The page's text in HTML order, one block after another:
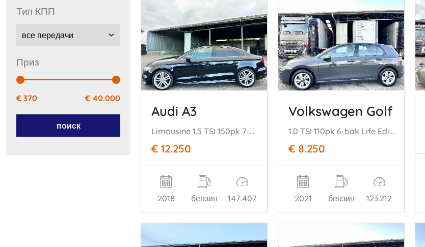
тип КПП
приз
€ 370 € 40.000
поиск
Audi A3
Limousine 1.5 TSI 150pk 7-traps aut S-Line - nap - navi - clima - cruise - half leer - 2x s-line
€ 12.250
2018 бензин 147.407
Volkswagen Golf
1.0 TSI 110pk 6-bak Life Edition 5drs - nap - virtual - carplay - front + line assist - sfeerverl - pdc v+a
€ 8.250
2021 бензин 123.212